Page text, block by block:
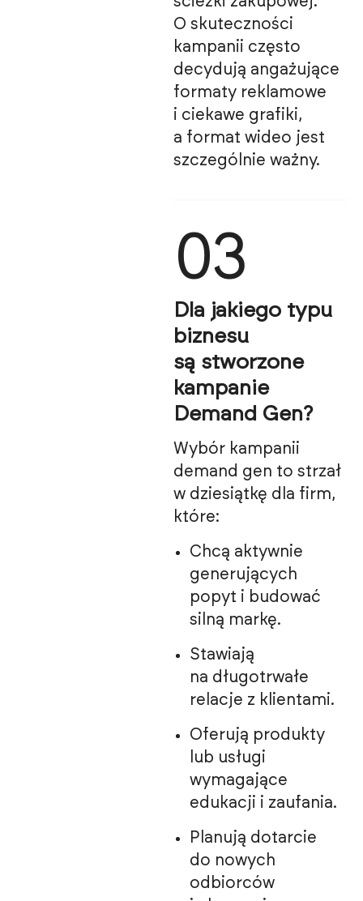
O skuteczności
kampanii często
decydują angażujące
formaty reklamowe
i ciekawe grafiki,
a format wideo jest
szczególnie ważny.
03
Dla jakiego typu
biznesu
są stworzone
kampanie
Demand Gen?
Wybór kampanii
demand gen to strzał
w dziesiątkę dla firm,
które:
Chcą aktywnie
generujących
popyt i budować
silną markę.
Stawiają
na długotrwałe
relacje z klientami.
Oferują produkty
lub usługi
wymagające
edukacji i zaufania.
Planują dotarcie
do nowych
odbiorców